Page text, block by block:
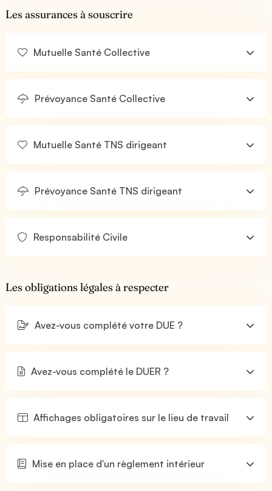
Les assurances à souscrire
Mutuelle Santé Collective
Prévoyance Santé Collective
Mutuelle Santé TNS dirigeant
Prévoyance Santé TNS dirigeant
Responsabilité Civile
Les obligations légales à respecter
Avez-vous complété votre DUE ?
Avez-vous complété le DUER ?
Affichages obligatoires sur le lieu de travail
Mise en place d'un règlement intérieur